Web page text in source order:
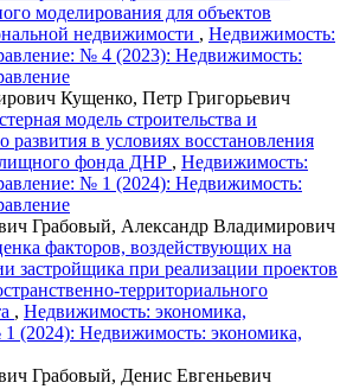
моделирования для объектов
недвижимости , Недвижимость:
№ 4 (2023): Недвижимость:
Кущенко, Петр Григорьевич
модель строительства и
развития в условиях восстановления
фонда ДНР , Недвижимость:
№ 1 (2024): Недвижимость:
Грабовый, Александр Владимирович
факторов, воздействующих на
застройщика при реализации проектов
территориального
, Недвижимость: экономика,
(2024): Недвижимость: экономика,
Грабовый, Денис Евгеньевич